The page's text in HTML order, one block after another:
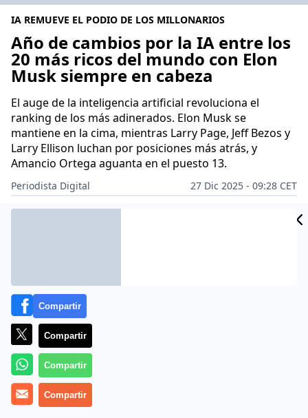
IA REMUEVE EL PODIO DE LOS MILLONARIOS
Año de cambios por la IA entre los
20 más ricos del mundo con Elon
Musk siempre en cabeza
El auge de la inteligencia artificial revoluciona el
ranking de los más adinerados. Elon Musk se
mantiene en la cima, mientras Larry Page, Jeff Bezos y
Larry Ellison luchan por posiciones más atrás, y
Amancio Ortega aguanta en el puesto 13.
Periodista Digital
27 Dic 2025 - 09:28 CET
Archivado en: ECONOMÍA
Compartir
Compartir
Compartir
Compartir